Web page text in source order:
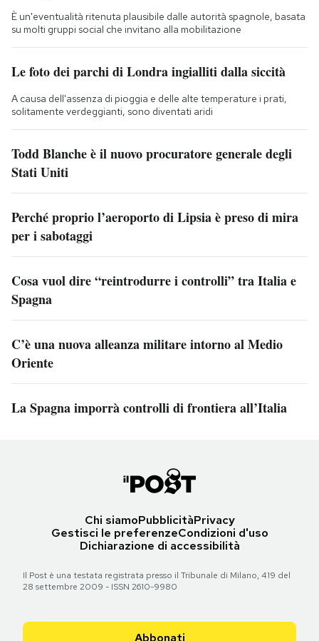
È un'eventualità ritenuta plausibile dalle autorità spagnole, basata
su molti gruppi social che invitano alla mobilitazione
Le foto dei parchi di Londra ingialliti dalla siccità
A causa dell'assenza di pioggia e delle alte temperature i prati,
solitamente verdeggianti, sono diventati aridi
Todd Blanche è il nuovo procuratore generale degli
Stati Uniti
Perché proprio l’aeroporto di Lipsia è preso di mira
per i sabotaggi
Cosa vuol dire “reintrodurre i controlli” tra Italia e
Spagna
C’è una nuova alleanza militare intorno al Medio
Oriente
La Spagna imporrà controlli di frontiera all’Italia
Chi siamoPubblicitàPrivacy
Gestisci le preferenzeCondizioni d'uso
Dichiarazione di accessibilità
Il Post è una testata registrata presso il Tribunale di Milano, 419 del
28 settembre 2009 - ISSN 2610-9980
Abbonati